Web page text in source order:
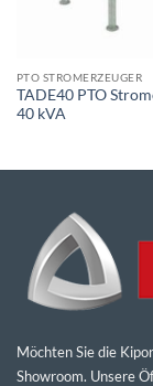
PTO STROMERZEUGER
TADE40 PTO
40 kVA
Möchten Sie die
Showroom. Unsere